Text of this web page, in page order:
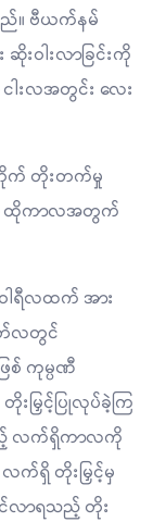
ည်။ ဗီယက်နမ်
းဝါးလာခြင်းကို
းလအတွင်း လေး
က် တိုးတက်မှု
ာ ထိုကာလအတွက်
ါရီလထက် အား
လတွင်
စ် ကုမ္ပဏီ
းမြှင့်ပြုလုပ်ခဲ့ကြ
သည့် လက်ရှိကာလကို
ရှိ တိုးမြှင့်မှ
လာရသည့် တိုး